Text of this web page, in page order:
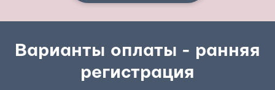
Варианты оплаты - ранняя
регистрация